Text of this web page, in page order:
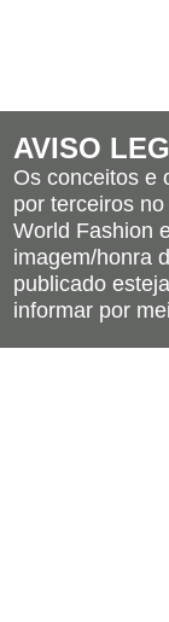
AVISO
Os conceitos e
por terceiros
World Fashion
imagem/honra
publicado
informar por